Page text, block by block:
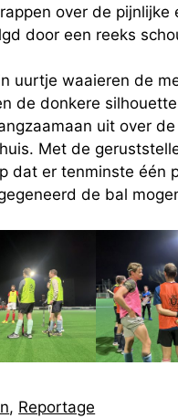
over de pijnlijke
door een reeks
uurtje waaieren de
de donkere
uit over
Met de
dat er tenminste één
de bal
, Reportage